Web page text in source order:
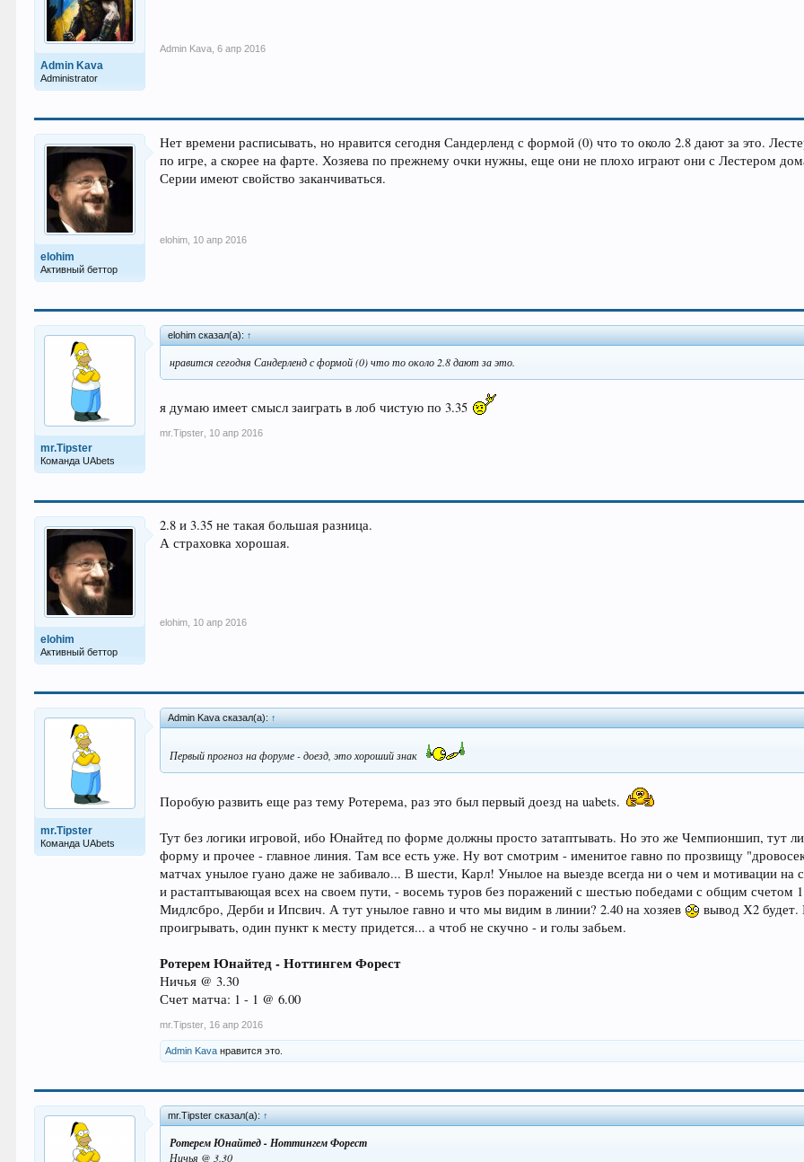
Admin Kava
Administrator
Admin Kava 6 апр 2016
elohim
Активный беттор
Нет времени расписывать, но нравится сегодня Сандерленд с формой (0) что то около 2.8 дают за это.
по игре, а скорее на фарте. Хозяева по прежнему очки нужны, еще они не плохо играют они с Лестером
Серии имеют свойство заканчиваться.
elohim 10 апр 2016
mr.Tipster
Команда UAbets
elohim сказал(а): ↑
нравится сегодня Сандерленд с формой (0) что то около 2.8 дают за это.
я думаю имеет смысл заиграть в лоб чистую по 3.35
mr.Tipster 10 апр 2016
elohim
Активный беттор
2.8 и 3.35 не такая большая разница.
А страховка хорошая.
elohim 10 апр 2016
mr.Tipster
Команда UAbets
Admin Kava сказал(а): ↑
Первый прогноз на форуме - доезд, это хороший знак
Поробую развить еще раз тему Ротерема, раз это был первый доезд на uabets.
Тут без логики игровой, ибо Юнайтед по форме должны просто затаптывать. Но это же Чемпионшип, тут
форму и прочее - главное линия. Там все есть уже. Ну вот смотрим - именитое гавно по прозвищу
матчах унылое гуано даже не забивало... В шести, Карл! Унылое на выезде всегда ни о чем и мотивации
и растаптывающая всех на своем пути, - восемь туров без поражений с шестью победами с общим
Мидлсбро, Дерби и Ипсвич. А тут унылое гавно и что мы видим в линии? 2.40 на хозяев
вывод Х2 будет.
проигрывать, один пункт к месту придется... а чтоб не скучно - и голы забьем.
Ротерем Юнайтед - Ноттингем Форест
Ничья @ 3.30
Счет матча: 1 - 1 @ 6.00
mr.Tipster 16 апр 2016
Admin Kava нравится это.
mr.Tipster сказал(а): ↑
Ротерем Юнайтед - Ноттингем Форест
Ничья @ 3.30